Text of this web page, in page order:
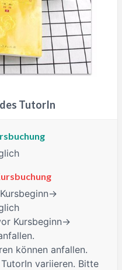
TutorIn
Kursbeginn→
können anfallen.
variieren. Bitte